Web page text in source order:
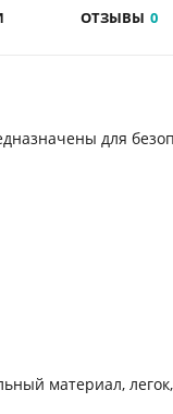
ОТЗЫВЫ 0
для
материал,